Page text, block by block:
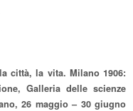
città, la vita. Milano 1906:
Galleria delle scienze
26 maggio – 30 giugno